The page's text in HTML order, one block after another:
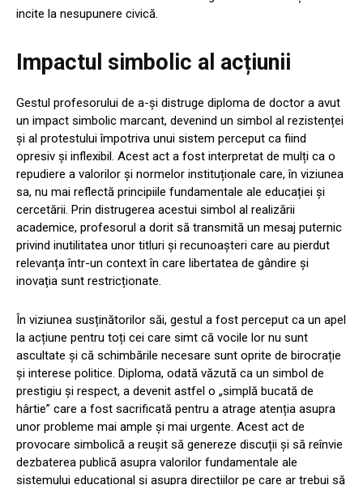
incite la nesupunere civică.
Impactul simbolic al acțiunii
Gestul profesorului de a-și distruge diploma de doctor a avut
un impact simbolic marcant, devenind un simbol al rezistenței
și al protestului împotriva unui sistem perceput ca fiind
opresiv și inflexibil. Acest act a fost interpretat de mulți ca o
repudiere a valorilor și normelor instituționale care, în viziunea
sa, nu mai reflectă principiile fundamentale ale educației și
cercetării. Prin distrugerea acestui simbol al realizării
academice, profesorul a dorit să transmită un mesaj puternic
privind inutilitatea unor titluri și recunoașteri care au pierdut
relevanța într-un context în care libertatea de gândire și
inovația sunt restricționate.
În viziunea susținătorilor săi, gestul a fost perceput ca un apel
la acțiune pentru toți cei care simt că vocile lor nu sunt
ascultate și că schimbările necesare sunt oprite de birocrație
și interese politice. Diploma, odată văzută ca un simbol de
prestigiu și respect, a devenit astfel o „simplă bucată de
hârtie” care a fost sacrificată pentru a atrage atenția asupra
unor probleme mai ample și mai urgente. Acest act de
provocare simbolică a reușit să genereze discuții și să reînvie
dezbaterea publică asupra valorilor fundamentale ale
sistemului educațional și asupra direcțiilor pe care ar trebui să